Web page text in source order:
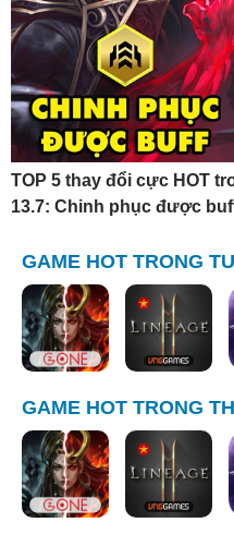
TOP 5 thay đổi cực HOT
13.7: Chinh phục được
GAME HOT TRONG
GAME HOT TRONG